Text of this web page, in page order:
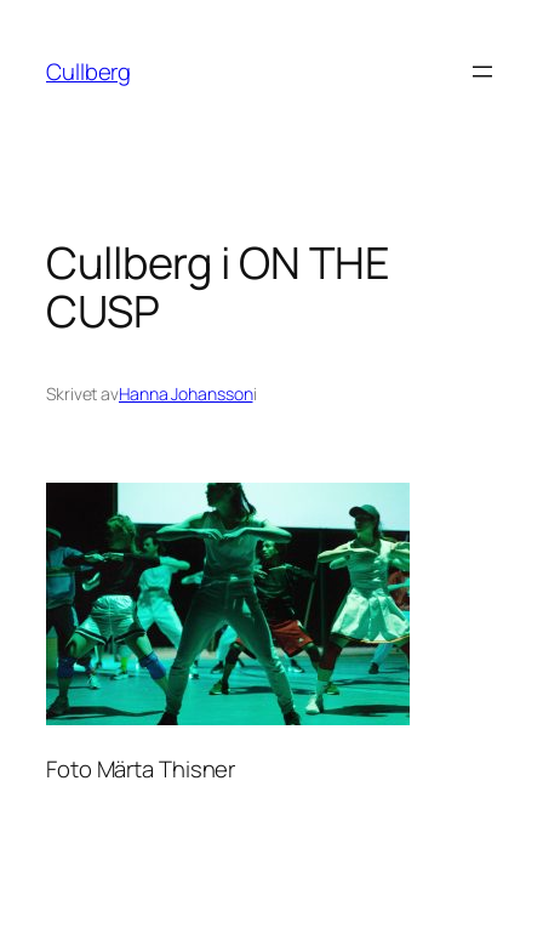
innehåll
Cullberg
Cullberg i ON THE
CUSP
Skrivet avHanna Johanssoni
Foto Märta Thisner